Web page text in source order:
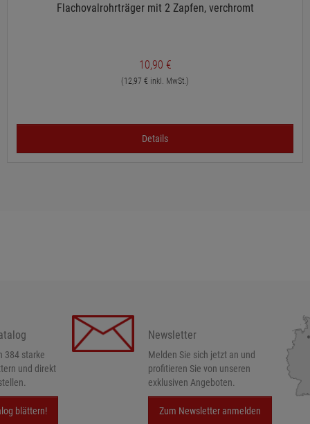
Flachovalrohrträger mit 2 Zapfen, verchromt
10,90 €
(12,97 € inkl. MwSt.)
Details
384 starke
und direkt
blättern!
Newsletter
Melden Sie sich jetzt an und
profitieren Sie von unseren
exklusiven Angeboten.
Zum Newsletter anmelden